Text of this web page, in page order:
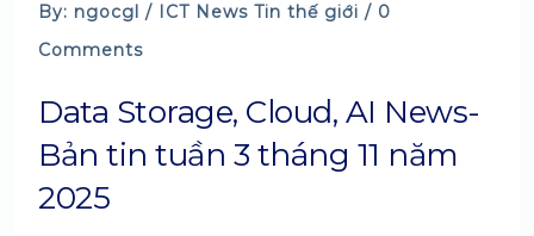
By: ngocgl / ICT News Tin thế giới / 0
Comments
Data Storage, Cloud, AI News-
Bản tin tuần 3 tháng 11 năm
2025